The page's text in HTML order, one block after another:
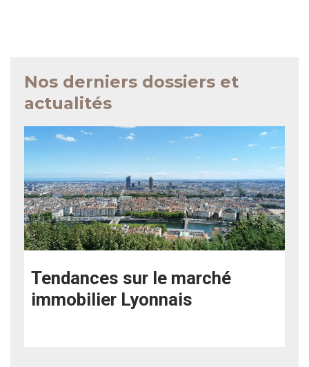
Nos derniers dossiers et
actualités
Tendances sur le marché
immobilier Lyonnais